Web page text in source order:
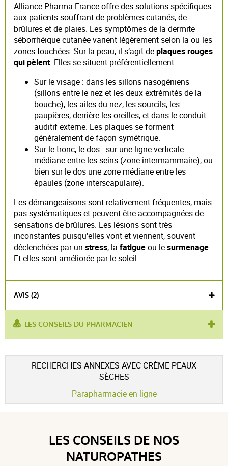
Alliance Pharma France offre des solutions spécifiques
aux patients souffrant de problèmes cutanés, de
brûlures et de plaies. Les symptômes de la dermite
séborrhéique cutanée varient légèrement selon la ou les
zones touchées. Sur la peau, il s’agit deplaques rouges
qui pèlent. Elles se situent préférentiellement :
Sur le visage : dans les sillons nasogéniens
(sillons entre le nez et les deux extrémités de la
bouche), les ailes du nez, les sourcils, les
paupières, derrière les oreilles, et dans le conduit
auditif externe. Les plaques se forment
généralement de façon symétrique.
Sur le tronc, le dos : sur une ligne verticale
médiane entre les seins (zone intermammaire), ou
bien sur le dos une zone médiane entre les
épaules (zone interscapulaire).
Les démangeaisons sont relativement fréquentes, mais
pas systématiques et peuvent être accompagnées de
sensations de brûlures. Les lésions sont très
inconstantes puisqu'elles vont et viennent, souvent
déclenchées par un stress, la fatigueou lesurmenage.
Et elles sont améliorée par le soleil.
AVIS (2)
Voir l'attestation de confiance
Avis soumis à un contrôle
5 / 5
4 étoiles
LES CONSEILS DU PHARMACIEN
:
séborrhéique
RECHERCHES ANNEXES AVEC CRÈME PEAUX
SÈCHES
Parapharmacie en ligne
LES CONSEILS DE NOS
NATUROPATHES